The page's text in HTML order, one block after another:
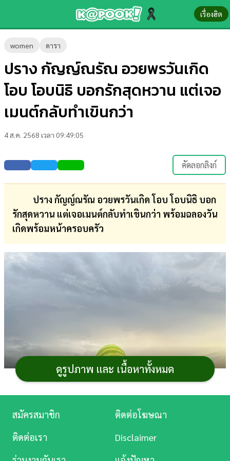
เรื่องฮิต
women ดารา
ปราง กัญญ์ณรัณ อวยพรวันเกิด
โอบ โอบนิธิ บอกรักสุดหวาน แต่เจอ
เมนต์กลับทำเขินกว่า
4 ส.ค. 2568 เวลา 09:49:05
คัดลอกลิงก์
ปราง กัญญ์ณรัณ อวยพรวันเกิด โอบ โอบนิธิ บอก
รักสุดหวาน แต่เจอเมนต์กลับทำเขินกว่า พร้อมฉลองวัน
เกิดพร้อมหน้าครอบครัว
ดูรูปภาพ และ เนื้อหาทั้งหมด
ข่าว-
ความ
รู้
บันเทิง
ตรวจ
หวย
บอล
สด
เงิน
ดู
หนัง
สมัครสมาชิก
ติดต่อโฆษณา
ติดต่อเรา
Disclaimer